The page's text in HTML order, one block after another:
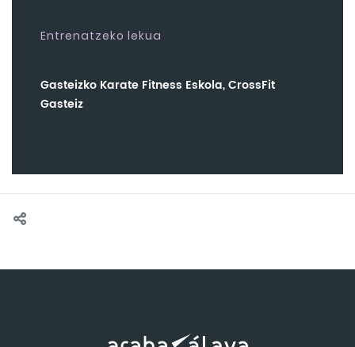
Entrenatzeko lekua
Gasteizko Karate Fitness Eskola, CrossFit
Gasteiz